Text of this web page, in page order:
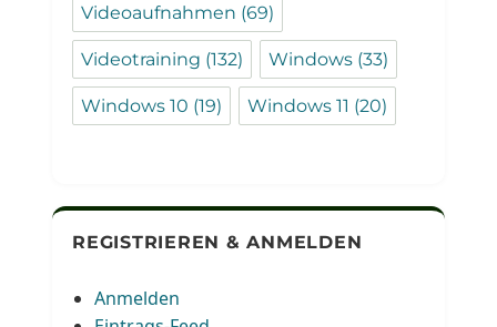
Videoaufnahmen (69)
Videotraining (132) Windows (33)
Windows 10 (19) Windows 11 (20)
REGISTRIEREN & ANMELDEN
Anmelden